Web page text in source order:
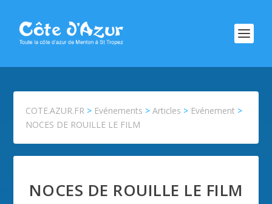
COTE.AZUR.FR > Evénements >Articles > Evénement >
NOCES DE ROUILLE LE FILM
NOCES DE ROUILLE LE FILM